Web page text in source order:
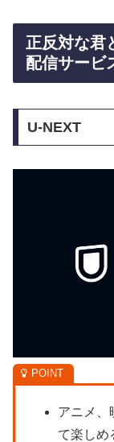
正反対な君
配信サービ
U-NEXT
アニメ、
て楽しめ